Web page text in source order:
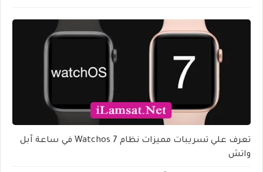
تعرف علي تسريبات مميزات نظام Watchos 7 في ساعة آبل
واتش